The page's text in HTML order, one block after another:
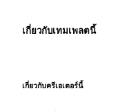
เกี่ยวกับเทมเพลตนี้
เกี่ยวกับครีเอเตอร์นี้